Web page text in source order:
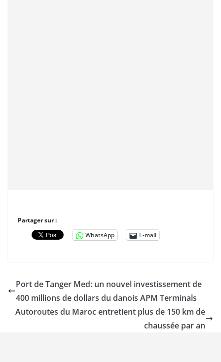
Partager sur :
WhatsApp
E-mail
Port de Tanger Med: un nouvel investissement de
400 millions de dollars du danois APM Terminals
Autoroutes du Maroc entretient plus de 150 km de
chaussée par an